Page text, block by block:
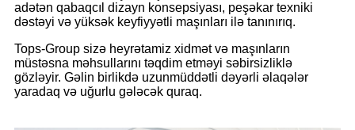
adətən qabaqcıl dizayn konsepsiyası, peşəkar texniki
dəstəyi və yüksək keyfiyyətli maşınları ilə tanınırıq.
Tops-Group sizə heyrətamiz xidmət və maşınların
müstəsna məhsullarını təqdim etməyi səbirsizliklə
gözləyir. Gəlin birlikdə uzunmüddətli dəyərli əlaqələr
yaradaq və uğurlu gələcək quraq.